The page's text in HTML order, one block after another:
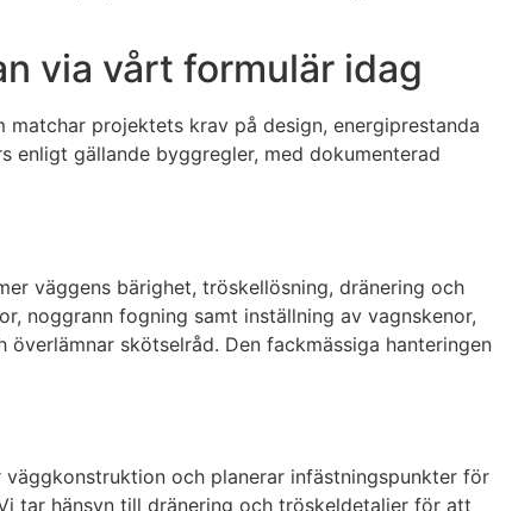
via vårt formulär idag
projektets krav på design, energiprestanda
gällande byggregler, med dokumenterad
väggens bärighet, tröskellösning, dränering och
noggrann fogning samt inställning av vagnskenor,
skötselråd. Den fackmässiga hanteringen
och planerar infästningspunkter för
tar hänsyn till dränering och tröskeldetaljer för att